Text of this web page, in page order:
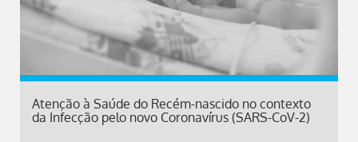
Atenção à Saúde do Recém-nascido no contexto
da Infecção pelo novo Coronavírus (SARS-CoV-2)